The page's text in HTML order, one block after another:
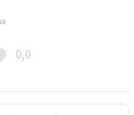
0,0